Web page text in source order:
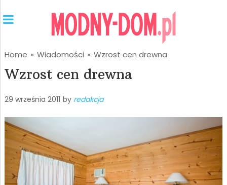
Home » Wiadomości » Wzrost cen drewna
Wzrost cen drewna
29 września 2011 by redakcja